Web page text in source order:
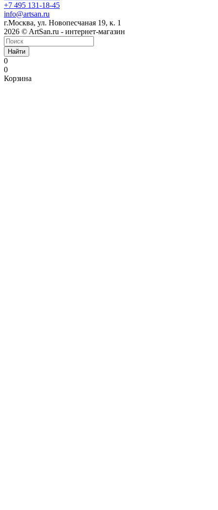
+7 495 131-18-45
info@artsan.ru
г.Москва, ул. Новопесчаная 19, к. 1
2026 © ArtSan.ru - интернет-магазин
Найти
0
0
Корзина